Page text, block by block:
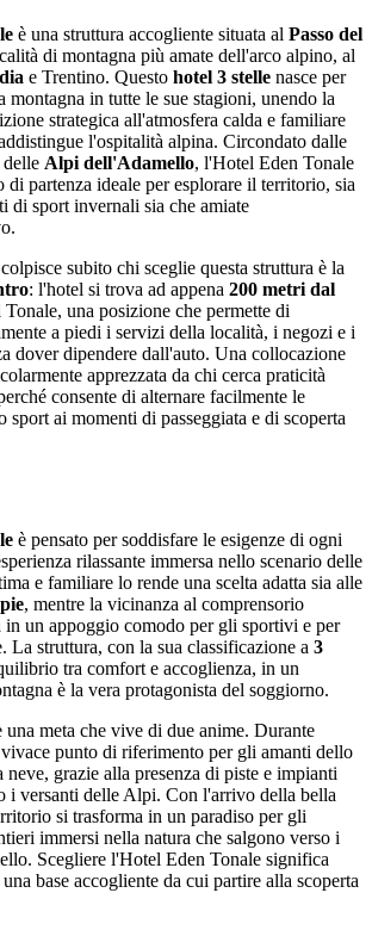
è una struttura accogliente situata al Passo del
di montagna più amate dell'arco alpino, al
e Trentino. Questo hotel 3 stelle nasce per
montagna in tutte le sue stagioni, unendo la
strategica all'atmosfera calda e familiare
l'ospitalità alpina. Circondato dalle
delle Alpi dell'Adamello, l'Hotel Eden Tonale
di partenza ideale per esplorare il territorio, sia
di sport invernali sia che amiate
subito chi sceglie questa struttura è la
: l'hotel si trova ad appena 200 metri dal
Tonale, una posizione che permette di
a piedi i servizi della località, i negozi e i
dover dipendere dall'auto. Una collocazione
apprezzata da chi cerca praticità
consente di alternare facilmente le
sport ai momenti di passeggiata e di scoperta
è pensato per soddisfare le esigenze di ogni
rilassante immersa nello scenario delle
e familiare lo rende una scelta adatta sia alle
, mentre la vicinanza al comprensorio
in un appoggio comodo per gli sportivi e per
La struttura, con la sua classificazione a 3
tra comfort e accoglienza, in un
è la vera protagonista del soggiorno.
una meta che vive di due anime. Durante
punto di riferimento per gli amanti dello
neve, grazie alla presenza di piste e impianti
i versanti delle Alpi. Con l'arrivo della bella
si trasforma in un paradiso per gli
immersi nella natura che salgono verso i
Scegliere l'Hotel Eden Tonale significa
base accogliente da cui partire alla scoperta